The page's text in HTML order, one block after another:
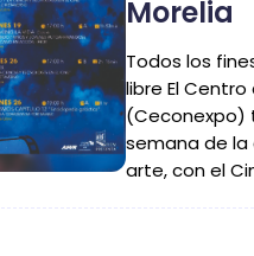
Morelia
Todos los
libre El
(Ceconexpo)
semana de
arte, con el